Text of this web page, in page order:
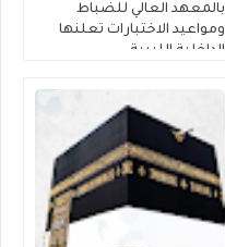
بالمعهد العالي للضباط
ومواعيد الاختبارات تعلنها
الداخلية الليبية